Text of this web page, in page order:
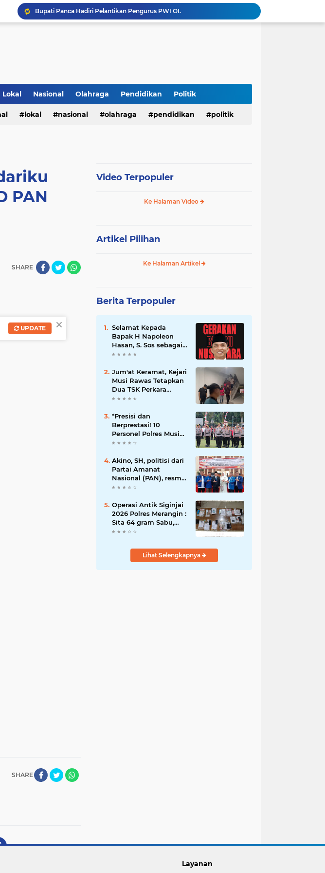
Bupati Panca Hadiri Pelantikan Pengurus PWI OI.
Menembus Batas Pengabdian: Polres Musi Rawas Ukir Sejarah Emas Raih Predikat WBK di Bawah Kepemimpinan AKBP Agung Adhitya Prananta
Kades Wukirsari Suroyo Laksanakan Titik 100 Persen dan Titik Nol Pembangunan Dana Desa Tahap II Tahun 2026
PWI Jambi Apresiasi Pemkab Merangin Gelar Bimtek Pers
Lokal Nasional Olahraga Pendidikan Politik
lokal nasional olahraga pendidikan politik
PAN
SHARE
SHARE
Video Terpopuler
Ke Halaman Video
Artikel Pilihan
Ke Halaman Artikel
Berita Terpopuler
Selamat Kepada
Bapak H Napoleon
Hasan, S. Sos sebagai
Ketua DPD G. BRAN
Jum'at Keramat, Kejari
Musi Rawas Tetapkan
Dua TSK Perkara
Dugaan Korupsi Dana
*Presisi dan
Berprestasi! 10
Personel Polres Musi
Rawas Raih
Bergengsi dari
Kapolda Sumsel*
Akino, SH, politisi dari
Partai Amanat
Nasional (PAN), resmi
dilantik sebagai
Operasi Antik Siginjai
2026 Polres Merangin :
Sita 64 gram Sabu,
42,46 gram Ganja, 5
Amankan 21 Orang
TersangkaLihat Selengkapnya
Layanan
×
UPDATE